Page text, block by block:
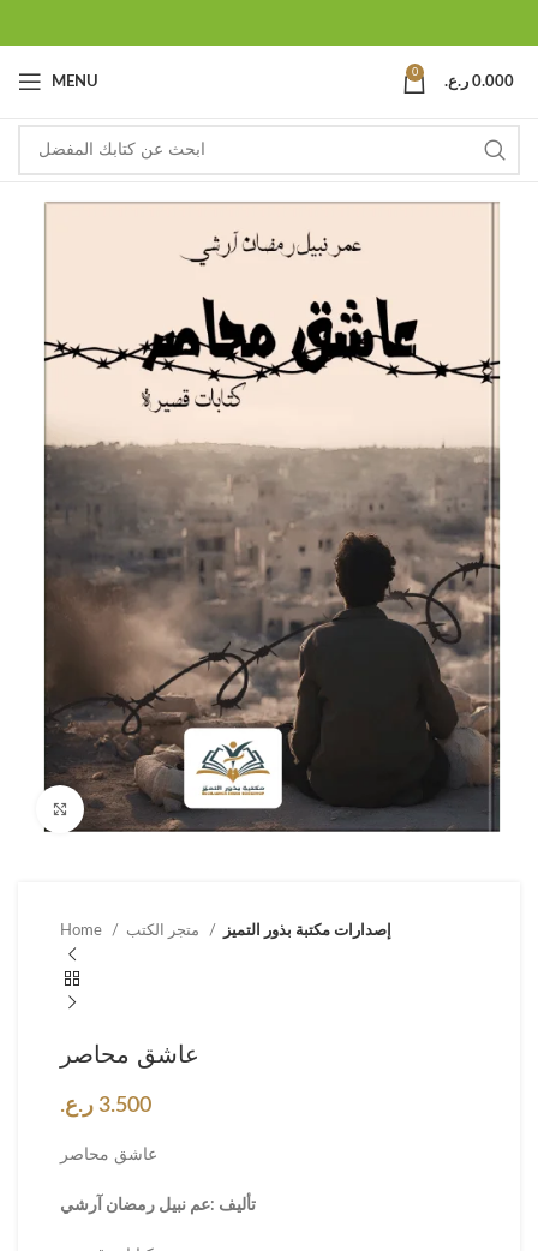
MENU
0
0.000 ر.ع.
Click to enlarge
Home إصدارات مكتبة بذور التميز
عاشق محاصر
3.500 ر.ع.
عاشق محاصر
تأليف :عم نبيل رمضان آرشي